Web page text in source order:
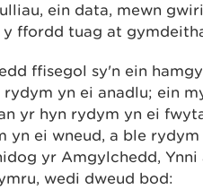
ein data, mewn
ffordd tuag at
ffisegol sy'n ein
yn ei anadlu; ein
yr hyn rydym yn ei
ei wneud, a ble rydym
yr Amgylchedd,
wedi dweud bod: